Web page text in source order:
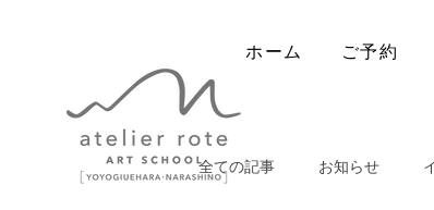
ホーム ご予約
全ての記事 お知らせ